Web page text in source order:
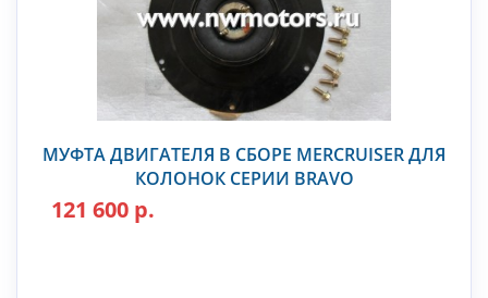
МУФТА ДВИГАТЕЛЯ В СБОРЕ MERCRUISER ДЛЯ
КОЛОНОК СЕРИИ BRAVO
121 600 р.